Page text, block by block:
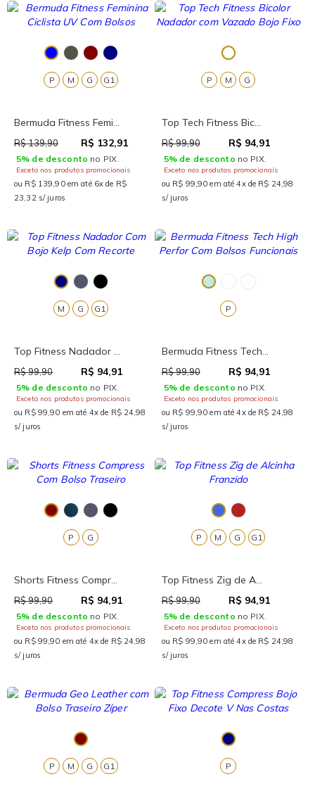
G1
P G
M
Bermuda Fitness Femi...
R$ 139,90 R$ 132,91
5% de desconto no PIX.
Exceto nos produtos promocionais
ou R$ 139,90 em até 6x de R$
23,32 s/ juros
M
P G
Top Tech Fitness Bic...
R$ 99,90 R$ 94,91
5% de desconto no PIX.
Exceto nos produtos promocionais
ou R$ 99,90 em até 4x de R$ 24,98
s/ juros
G1
G
M
Top Fitness Nadador ...
R$ 99,90 R$ 94,91
5% de desconto no PIX.
Exceto nos produtos promocionais
ou R$ 99,90 em até 4x de R$ 24,98
s/ juros
P
Bermuda Fitness Tech...
R$ 99,90 R$ 94,91
5% de desconto no PIX.
Exceto nos produtos promocionais
ou R$ 99,90 em até 4x de R$ 24,98
s/ juros
P G
Shorts Fitness Compr...
R$ 99,90 R$ 94,91
5% de desconto no PIX.
Exceto nos produtos promocionais
ou R$ 99,90 em até 4x de R$ 24,98
s/ juros
M G
P G1
Top Fitness Zig de A...
R$ 99,90 R$ 94,91
5% de desconto no PIX.
Exceto nos produtos promocionais
ou R$ 99,90 em até 4x de R$ 24,98
s/ juros
G
P M G1 P